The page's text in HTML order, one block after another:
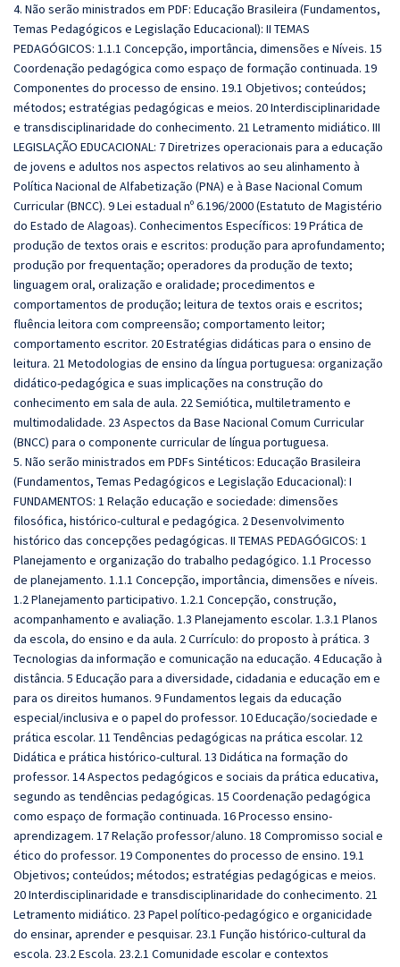
4. Não serão ministrados em PDF: Educação Brasileira (Fundamentos,
Temas Pedagógicos e Legislação Educacional): II TEMAS
PEDAGÓGICOS: 1.1.1 Concepção, importância, dimensões e Níveis. 15
Coordenação pedagógica como espaço de formação continuada. 19
Componentes do processo de ensino. 19.1 Objetivos; conteúdos;
métodos; estratégias pedagógicas e meios. 20 Interdisciplinaridade
e transdisciplinaridade do conhecimento. 21 Letramento midiático. III
LEGISLAÇÃO EDUCACIONAL: 7 Diretrizes operacionais para a educação
de jovens e adultos nos aspectos relativos ao seu alinhamento à
Política Nacional de Alfabetização (PNA) e à Base Nacional Comum
Curricular (BNCC). 9 Lei estadual nº 6.196/2000 (Estatuto de Magistério
do Estado de Alagoas). Conhecimentos Específicos: 19 Prática de
produção de textos orais e escritos: produção para aprofundamento;
produção por frequentação; operadores da produção de texto;
linguagem oral, oralização e oralidade; procedimentos e
comportamentos de produção; leitura de textos orais e escritos;
fluência leitora com compreensão; comportamento leitor;
comportamento escritor. 20 Estratégias didáticas para o ensino de
leitura. 21 Metodologias de ensino da língua portuguesa: organização
didático‐pedagógica e suas implicações na construção do
conhecimento em sala de aula. 22 Semiótica, multiletramento e
multimodalidade. 23 Aspectos da Base Nacional Comum Curricular
(BNCC) para o componente curricular de língua portuguesa.
5. Não serão ministrados em PDFs Sintéticos: Educação Brasileira
(Fundamentos, Temas Pedagógicos e Legislação Educacional): I
FUNDAMENTOS: 1 Relação educação e sociedade: dimensões
filosófica, histórico‐cultural e pedagógica. 2 Desenvolvimento
histórico das concepções pedagógicas. II TEMAS PEDAGÓGICOS: 1
Planejamento e organização do trabalho pedagógico. 1.1 Processo
de planejamento. 1.1.1 Concepção, importância, dimensões e níveis.
1.2 Planejamento participativo. 1.2.1 Concepção, construção,
acompanhamento e avaliação. 1.3 Planejamento escolar. 1.3.1 Planos
da escola, do ensino e da aula. 2 Currículo: do proposto à prática. 3
Tecnologias da informação e comunicação na educação. 4 Educação à
distância. 5 Educação para a diversidade, cidadania e educação em e
para os direitos humanos. 9 Fundamentos legais da educação
especial/inclusiva e o papel do professor. 10 Educação/sociedade e
prática escolar. 11 Tendências pedagógicas na prática escolar. 12
Didática e prática histórico-cultural. 13 Didática na formação do
professor. 14 Aspectos pedagógicos e sociais da prática educativa,
segundo as tendências pedagógicas. 15 Coordenação pedagógica
como espaço de formação continuada. 16 Processo ensino‐
aprendizagem. 17 Relação professor/aluno. 18 Compromisso social e
ético do professor. 19 Componentes do processo de ensino. 19.1
Objetivos; conteúdos; métodos; estratégias pedagógicas e meios.
20 Interdisciplinaridade e transdisciplinaridade do conhecimento. 21
Letramento midiático. 23 Papel político‐pedagógico e organicidade
do ensinar, aprender e pesquisar. 23.1 Função histórico‐cultural da
escola. 23.2 Escola. 23.2.1 Comunidade escolar e contextos